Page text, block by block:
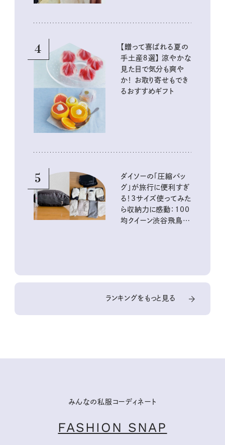
4
【贈って喜ばれる夏の
手土産８選】 涼やかな
見た目で気分も爽や
か！ お取り寄せもでき
るおすすめギフト
5
ダイソーの「圧縮バッ
グ」が旅行に便利すぎ
る！3サイズ使ってみた
ら収納力に感動：100
均クイーン渋谷飛鳥の
ランキングをもっと見る
みんなの私服コーディネート
FASHION SNAP